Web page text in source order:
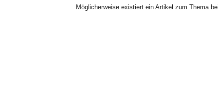
Möglicherweise existiert ein Artikel zum Thema